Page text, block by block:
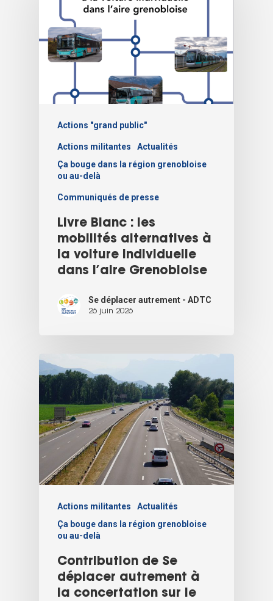
Actions "grand public"
Actions militantes
Actualités
Ça bouge dans la région grenobloise
ou au-delà
Communiqués de presse
Livre Blanc : les
mobilités alternatives à
la voiture individuelle
dans l’aire Grenobloise
Se déplacer autrement - ADTC
26 juin 2026
Actions militantes
Actualités
Ça bouge dans la région grenobloise
ou au-delà
Contribution de Se
déplacer autrement à
la concertation sur le